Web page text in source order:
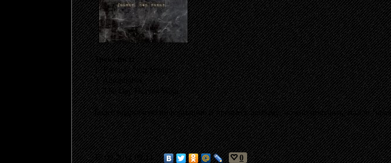
Трек-лист:
1. Fuimus, Non Sumus…
2. Autophobia
3. The Day Heaven Wept
Более подробную информацию и превью к альбому, можно получить, нажав
15.09.2011 09:11
0